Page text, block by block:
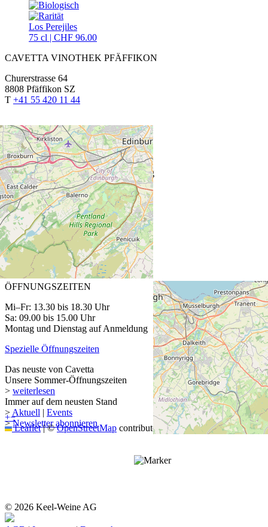
+−
Leaflet |©OpenStreetMap contributors
Los Perejiles
75 cl | CHF 96.00
CAVETTA VINOTHEK PFÄFFIKON
Churerstrasse 64
8808 Pfäffikon SZ
T +41 55 420 11 44
ÖFFNUNGSZEITEN
Fr: 13.30 bis 18.30 Uhr
Sa: 9.00 bis 15.00 Uhr
Montag bis Donnerstag auf Anmeldung
Spezielle Öffnungszeiten
CAVETTA VINOTHEK SIEBNEN
Glarnerstrasse 27
8854 Siebnen
T +41 55 440 13 88
ÖFFNUNGSZEITEN
Mi–Fr: 13.30 bis 18.30 Uhr
Sa: 09.00 bis 15.00 Uhr
Montag und Dienstag auf Anmeldung
Spezielle Öffnungszeiten
Das neuste von Cavetta
Unsere Sommer-Öffnungszeiten
> weiterlesen
Immer auf dem neusten Stand
> Aktuell | Events
>Newsletter abonnieren
© 2026 Keel-Weine AG